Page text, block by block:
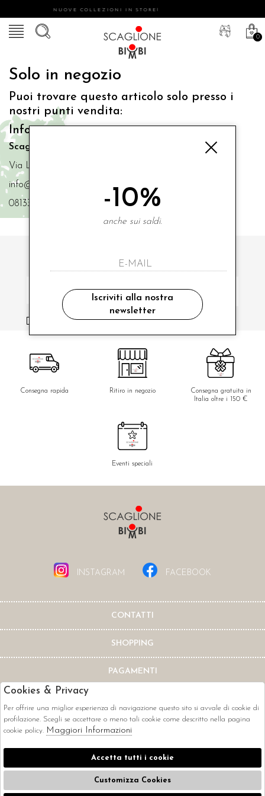
NUOVE COLLEZIONI IN STORE!
0
Solo in negozio
Puoi trovare questo articolo solo presso i
nostri punti vendita:
Info contatti
Scaglione Bimbi di Iacono Maria Angela
Via Luigi Mazzella,73 80077 Ischia
info@scaglionebimbi.com
0813331162
ISCRIVITI ALLA NOSTRA NEWSLETTER
ho letto ed accettato le condizioni sulla privacy.
Consegna rapida Ritiro in negozio
Consegna gratuita in
Italia oltre i 150 €
Eventi speciali
INSTAGRAM FACEBOOK
CONTATTI
SHOPPING
PAGAMENTI
CORRIERI
-10%
anche sui saldi.
Iscriviti alla nostra
newsletter
Cookies & Privacy
Per offrire una miglior esperienza di navigazione questo sito si avvale di cookie di
profilazione. Scegli se accettare o meno tali cookie come descritto nella pagina
cookie policy. Maggiori Informazioni
Accetta tutti i cookie
Customizza Cookies